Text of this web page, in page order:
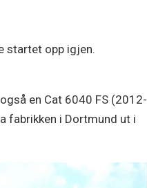
startet opp igjen.
en Cat 6040 FS (2012-
fabrikken i Dortmund ut i